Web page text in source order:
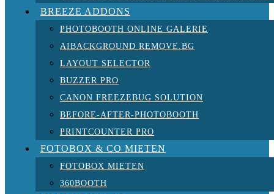
BREEZE ADDONS
PHOTOBOOTH ONLINE GALERIE
AIBACKGROUND REMOVE.BG
LAYOUT SELECTOR
BUZZER PRO
CANON FREEZEBUG SOLUTION
BEFORE-AFTER-PHOTOBOOTH
PRINTCOUNTER PRO
FOTOBOX & CO MIETEN
FOTOBOX MIETEN
360BOOTH